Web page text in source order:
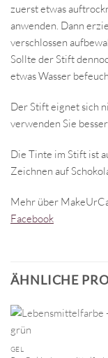
zuerst etwas
anwenden. Dann
verschlossen
Sollte der Stift
etwas Wasser
Der Stift eignet sich
verwenden Sie
Die Tinte im Stift ist
Zeichnen auf
Mehr über
Facebook
ÄHNLICHE
GEL